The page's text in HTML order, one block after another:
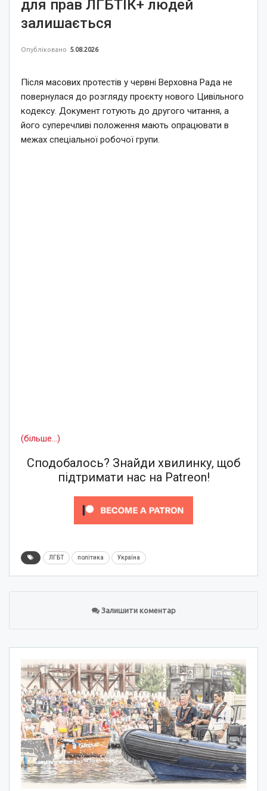
для прав ЛГБТІК+ людей
залишається
Опубліковано 5.08.2026
Після масових протестів у червні Верховна Рада не
повернулася до розгляду проєкту нового Цивільного
кодексу. Документ готують до другого читання, а
його суперечливі положення мають опрацювати в
межах спеціальної робочої групи.
(більше…)
Сподобалось? Знайди хвилинку, щоб
підтримати нас на Patreon!
ЛГБТ політика Україна
Залишити коментар